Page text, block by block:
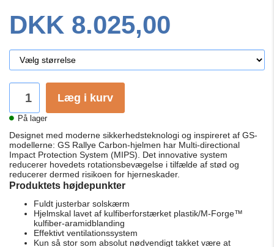
DKK 8.025,00
Læg i kurv
På lager
Designet med moderne sikkerhedsteknologi og inspireret af GS-
modellerne: GS Rallye Carbon-hjelmen har Multi-directional
Impact Protection System (MIPS). Det innovative system
reducerer hovedets rotationsbevægelse i tilfælde af stød og
reducerer dermed risikoen for hjerneskader.
Produktets højdepunkter
Fuldt justerbar solskærm
Hjelmskal lavet af kulfiberforstærket plastik/M-Forge™
kulfiber-aramidblanding
Effektivt ventilationssystem
Kun så stor som absolut nødvendigt takket være at